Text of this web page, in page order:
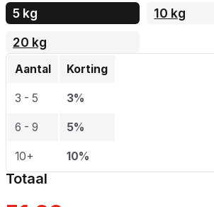
5 kg
10 kg
20 kg
Aantal Korting
3 - 5 3%
6 - 9 5%
10+ 10%
Totaal